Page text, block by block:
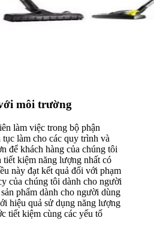
môi trường
làm việc trong bộ phận
làm cho các quy trình và
để khách hàng của chúng tôi
tiết kiệm năng lượng nhất có
này đạt kết quả đối với phạm
của chúng tôi dành cho người
phẩm dành cho người dùng
hiệu quả sử dụng năng lượng
tiết kiệm cùng các yếu tố